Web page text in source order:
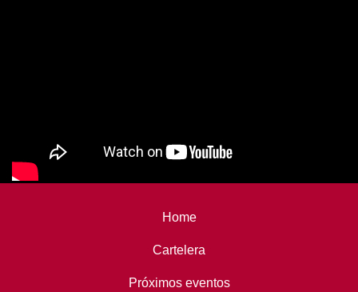
Home
Cartelera
Próximos eventos